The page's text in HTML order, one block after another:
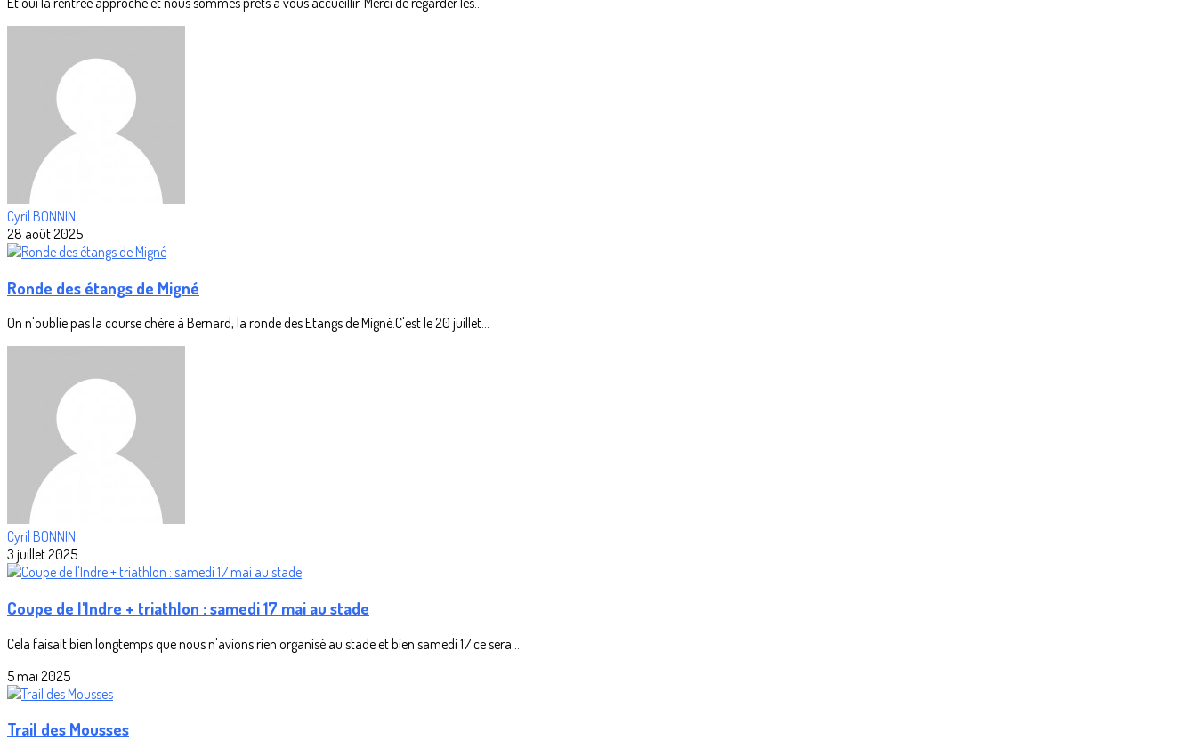
Cyril BONNIN
28 août 2025
Ronde des étangs de Migné
On n'oublie pas la course chère à Bernard, la ronde des Etangs de Migné.C'est le 20 juillet...
Cyril BONNIN
3 juillet 2025
Coupe de l'Indre + triathlon : samedi 17 mai au stade
Cela faisait bien longtemps que nous n'avions rien organisé au stade et bien samedi 17 ce sera...
5 mai 2025
Trail des Mousses